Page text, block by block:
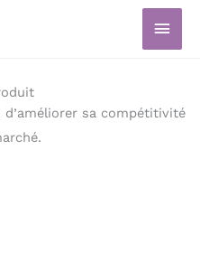
sa compétitivité